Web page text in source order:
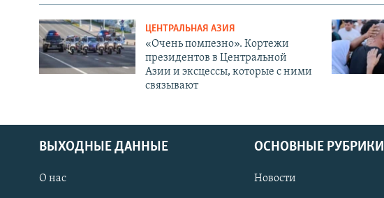
ЦЕНТРАЛЬНАЯ АЗИЯ
«Очень помпезно». Кортежи
президентов в Центральной
Азии и эксцессы, которые с ними
связывают
ВЫХОДНЫЕ ДАННЫЕ
О нас
ОСНОВНЫЕ РУБРИКИ
Новости